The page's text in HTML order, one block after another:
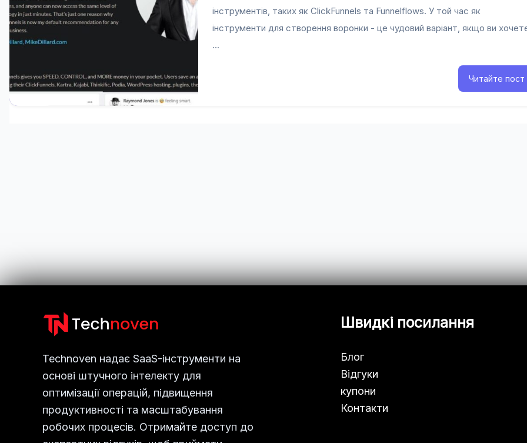
інструментів, таких як ClickFunnels та Funnelflows. У той час як
інструменти для створення воронки - це чудовий варіант, якщо ви
...
Читайте пост
Technoven надає SaaS-інструменти на
основі штучного інтелекту для
оптимізації операцій, підвищення
продуктивності та масштабування
робочих процесів. Отримайте доступ до
Швидкі посилання
Блог
Відгуки
купони
Контакти